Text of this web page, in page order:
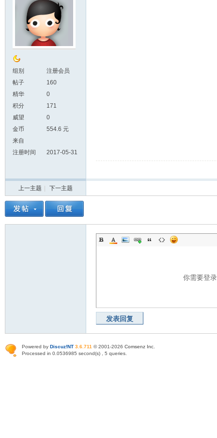
组别
注册会员
帖子
160
精华
0
积分
171
威望
0
金币
554.6 元
来自
注册时间
2017-05-31
上一主题 下一主题
你需要登
发表回复
Powered by Discuz!NT 3.6.711 © 2001-2026 Comsenz Inc
Processed in 0.0536985 second(s) , 5 queries.